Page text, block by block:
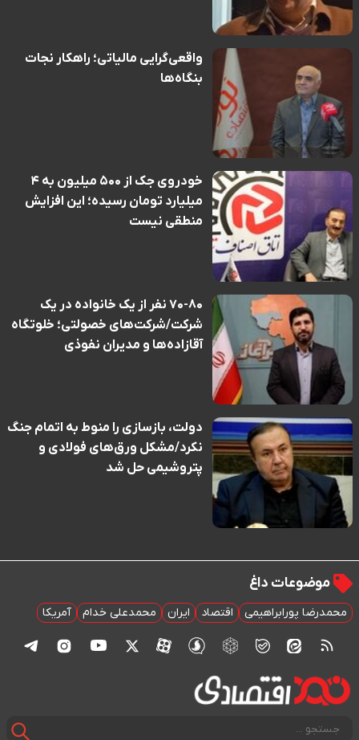
واقعی‌گرایی مالیاتی؛ راهکار نجات
بنگاه‌ها
خودروی جک از ۵۰۰ میلیون به ۴
میلیارد تومان رسیده؛ این افزایش
منطقی نیست
۷۰-۸۰ نفر از یک خانواده در یک
شرکت/شرکت‌های خصولتی؛ خلوتگاه
آقازاده‌ها و مدیران نفوذی
دولت، بازسازی را منوط به اتمام جنگ
نکرد/مشکل ورق‌های فولادی و
پتروشیمی حل شد
موضوعات داغ
محمدرضا پورابراهیمی اقتصاد ایران محمدعلی خدام آمریکا